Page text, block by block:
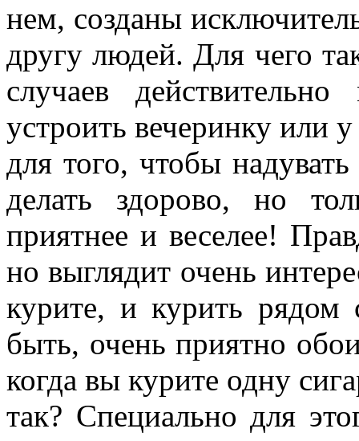
нем, созданы
другу людей. Для чего
случаев
устроить вечеринку или
для того, чтобы
делать здорово, но
приятнее и веселее!
но выглядит очень
курите, и курить
быть, очень приятно
когда вы курите одну
так? Специально для